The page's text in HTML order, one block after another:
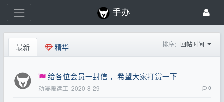
手办
最新 精华 排序： 回帖时间
给各位会员一封信 ，希望大家打赏一下
动漫搬运工 2020-8-29 0